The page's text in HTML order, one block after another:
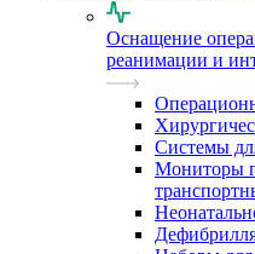
Оснащение
реанимации и
Системы
Мониторы